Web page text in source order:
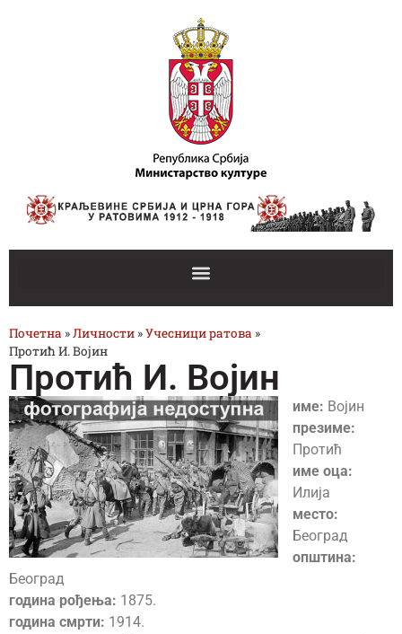
Почетна »Личности »Учесници ратова »
Протић И. Војин
Протић И. Војин
име: Војин
презиме:
Протић
име оца:
Илија
место:
Београд
општина:
Београд
година рођења: 1875.
година смрти: 1914.